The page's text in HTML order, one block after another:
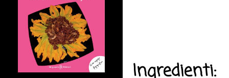
Ingredienti: